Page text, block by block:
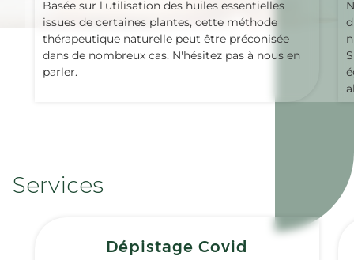
Basée sur l'utilisation des huiles essentielles
issues de certaines plantes, cette méthode
thérapeutique naturelle peut être préconisée
dans de nombreux cas. N'hésitez pas à nous en
parler.
Services
Dépistage Covid